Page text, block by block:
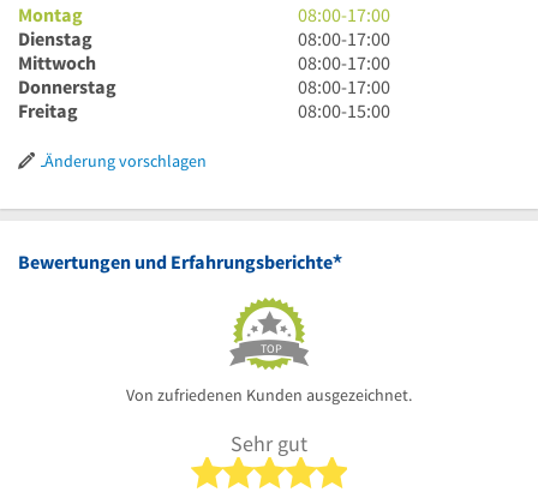
Montag
8
Uhr
bis
17
Uhr
08:00-17:00
Dienstag
8
Uhr
bis
17
08:00-17:00
Mittwoch
8
Uhr
bis
08:00-17:00
Donnerstag
8
Uhr
08:00-17:00
Freitag
8
Uhr
08:00-15:00
Änderung vorschlagen
Bewertungen und Erfahrungsberichte*
TOP
Von zufriedenen Kunden ausgezeichnet.
Sehr gut
5 von 5 Sternen